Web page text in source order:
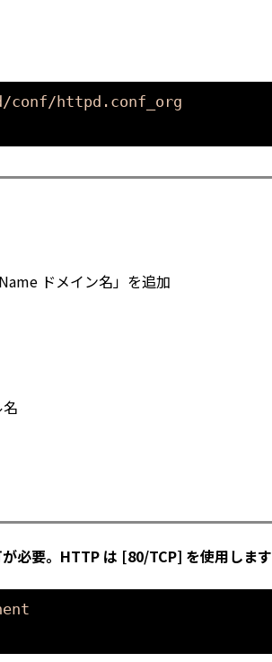
httpd.conf_org
ドメイン名」を追加
必要。HTTP は [80/TCP] を使用します